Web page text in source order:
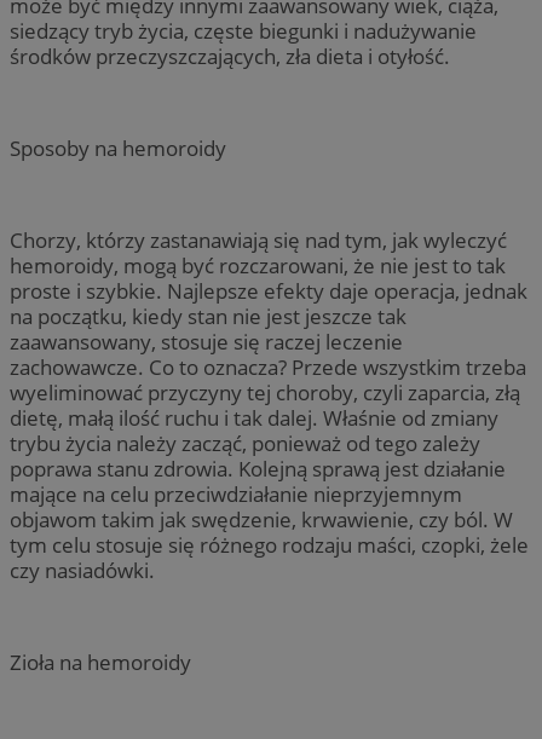
siedzący tryb życia, częste biegunki i nadużywanie
środków przeczyszczających, zła dieta i otyłość.
Sposoby na hemoroidy
Chorzy, którzy zastanawiają się nad tym, jak wyleczyć
hemoroidy, mogą być rozczarowani, że nie jest to tak
proste i szybkie. Najlepsze efekty daje operacja, jednak
na początku, kiedy stan nie jest jeszcze tak
zaawansowany, stosuje się raczej leczenie
zachowawcze. Co to oznacza? Przede wszystkim trzeba
wyeliminować przyczyny tej choroby, czyli zaparcia, złą
dietę, małą ilość ruchu i tak dalej. Właśnie od zmiany
trybu życia należy zacząć, ponieważ od tego zależy
poprawa stanu zdrowia. Kolejną sprawą jest działanie
mające na celu przeciwdziałanie nieprzyjemnym
objawom takim jak swędzenie, krwawienie, czy ból. W
tym celu stosuje się różnego rodzaju maści, czopki, żele
czy nasiadówki.
Zioła na hemoroidy